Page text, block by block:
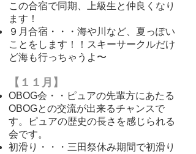
この合宿で同期、上級生と仲良くなり
ます！
９月合宿・・・海や川など、夏っぽい
ことをします！！スキーサークルだけ
ど海も行っちゃうよ〜
【１１月】
OBOG会・・ピュアの先輩方にあたる
OBOGとの交流が出来るチャンスで
す。ピュアの歴史の長さを感じられる
会です。
​初滑り・・・三田祭休み期間で初滑り